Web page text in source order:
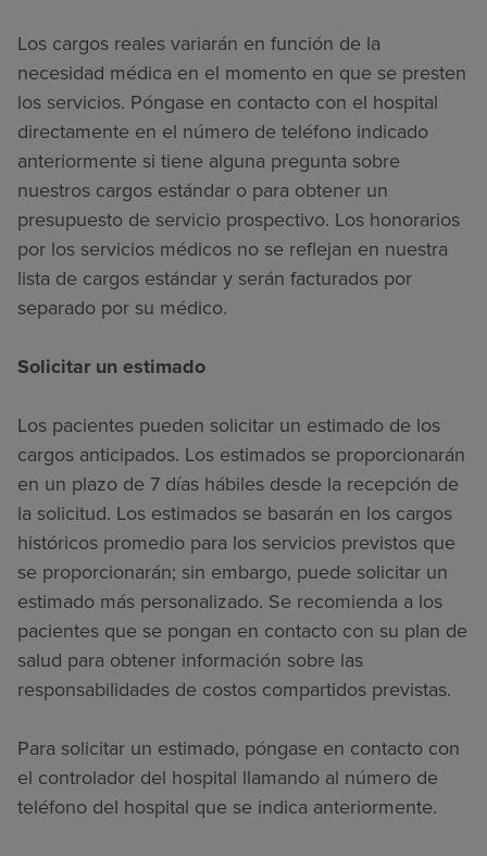
Los cargos reales variarán en función de la
necesidad médica en el momento en que se presten
los servicios. Póngase en contacto con el hospital
directamente en el número de teléfono indicado
anteriormente si tiene alguna pregunta sobre
nuestros cargos estándar o para obtener un
presupuesto de servicio prospectivo. Los honorarios
por los servicios médicos no se reflejan en nuestra
lista de cargos estándar y serán facturados por
separado por su médico.
Solicitar un estimado
Los pacientes pueden solicitar un estimado de los
cargos anticipados. Los estimados se proporcionarán
en un plazo de 7 días hábiles desde la recepción de
la solicitud. Los estimados se basarán en los cargos
históricos promedio para los servicios previstos que
se proporcionarán; sin embargo, puede solicitar un
estimado más personalizado. Se recomienda a los
pacientes que se pongan en contacto con su plan de
salud para obtener información sobre las
responsabilidades de costos compartidos previstas.
Para solicitar un estimado, póngase en contacto con
el controlador del hospital llamando al número de
teléfono del hospital que se indica anteriormente.